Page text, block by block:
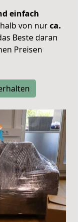
einfach
von nurca.
Beste daran
Preisen